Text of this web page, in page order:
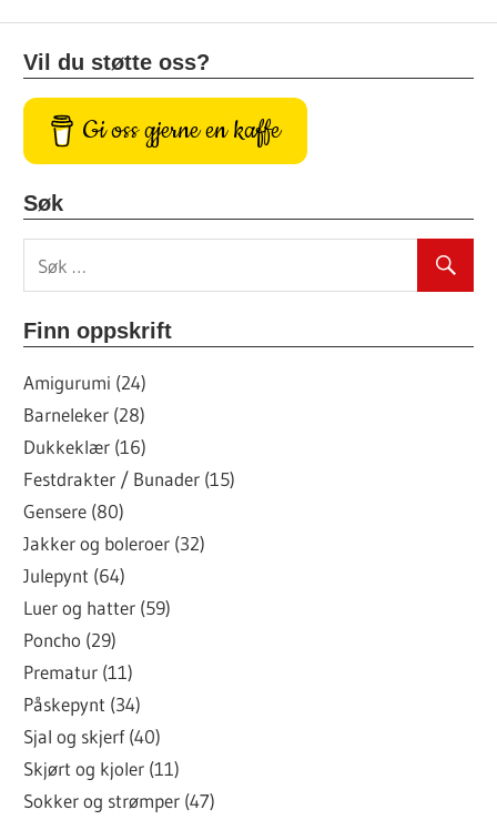
Vil du støtte oss?
Gi oss gjerne en kaffe
Søk
Finn oppskrift
Amigurumi (24)
Barneleker (28)
Dukkeklær (16)
Festdrakter / Bunader (15)
Gensere (80)
Jakker og boleroer (32)
Julepynt (64)
Luer og hatter (59)
Poncho (29)
Prematur (11)
Påskepynt (34)
Sjal og skjerf (40)
Skjørt og kjoler (11)
Sokker og strømper (47)